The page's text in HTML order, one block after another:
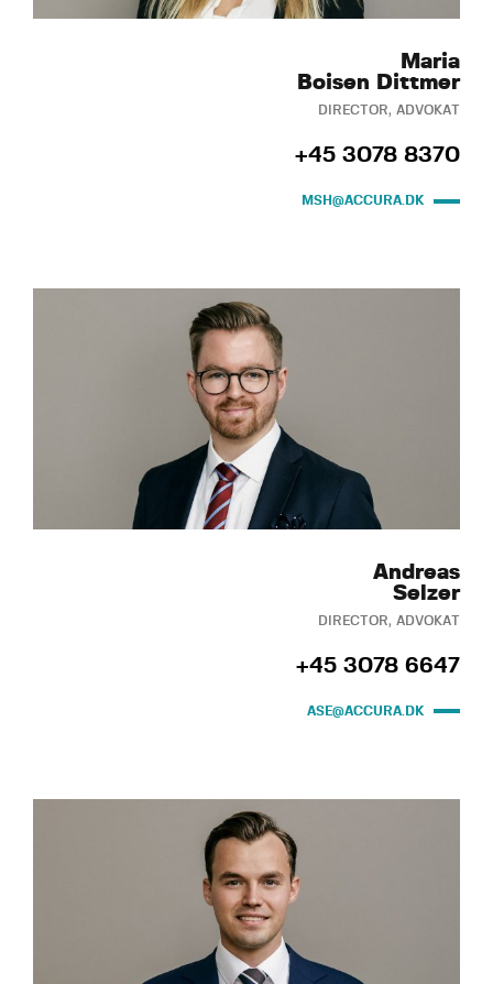
Maria
Boisen Dittmer
DIRECTOR, ADVOKAT
+45 3078 8370
MSH@ACCURA.DK
Andreas
Selzer
DIRECTOR, ADVOKAT
+45 3078 6647
ASE@ACCURA.DK